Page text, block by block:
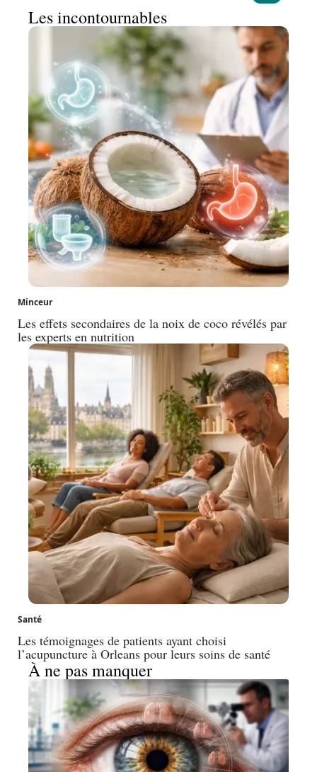
Les incontournables
Minceur
Les effets secondaires de la noix de coco révélés par
les experts en nutrition
Santé
Les témoignages de patients ayant choisi
l’acupuncture à Orleans pour leurs soins de santé
À ne pas manquer